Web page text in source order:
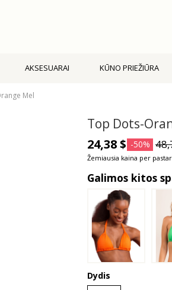
AKSESUARAI KŪNO PRIEŽIŪRA
Mel
Top Dots-
24,38 $ -50%
Žemiausia kaina per
Galimos kitos
Dydis